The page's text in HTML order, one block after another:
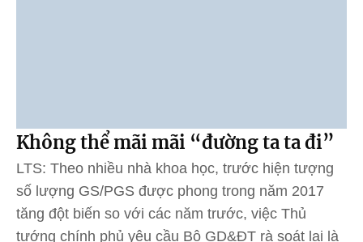
Không thể mãi mãi “đường ta ta đi”
LTS: Theo nhiều nhà khoa học, trước hiện tượng
số lượng GS/PGS được phong trong năm 2017
tăng đột biến so với các năm trước, việc Thủ
tướng chính phủ yêu cầu Bộ GD&ĐT rà soát lại là